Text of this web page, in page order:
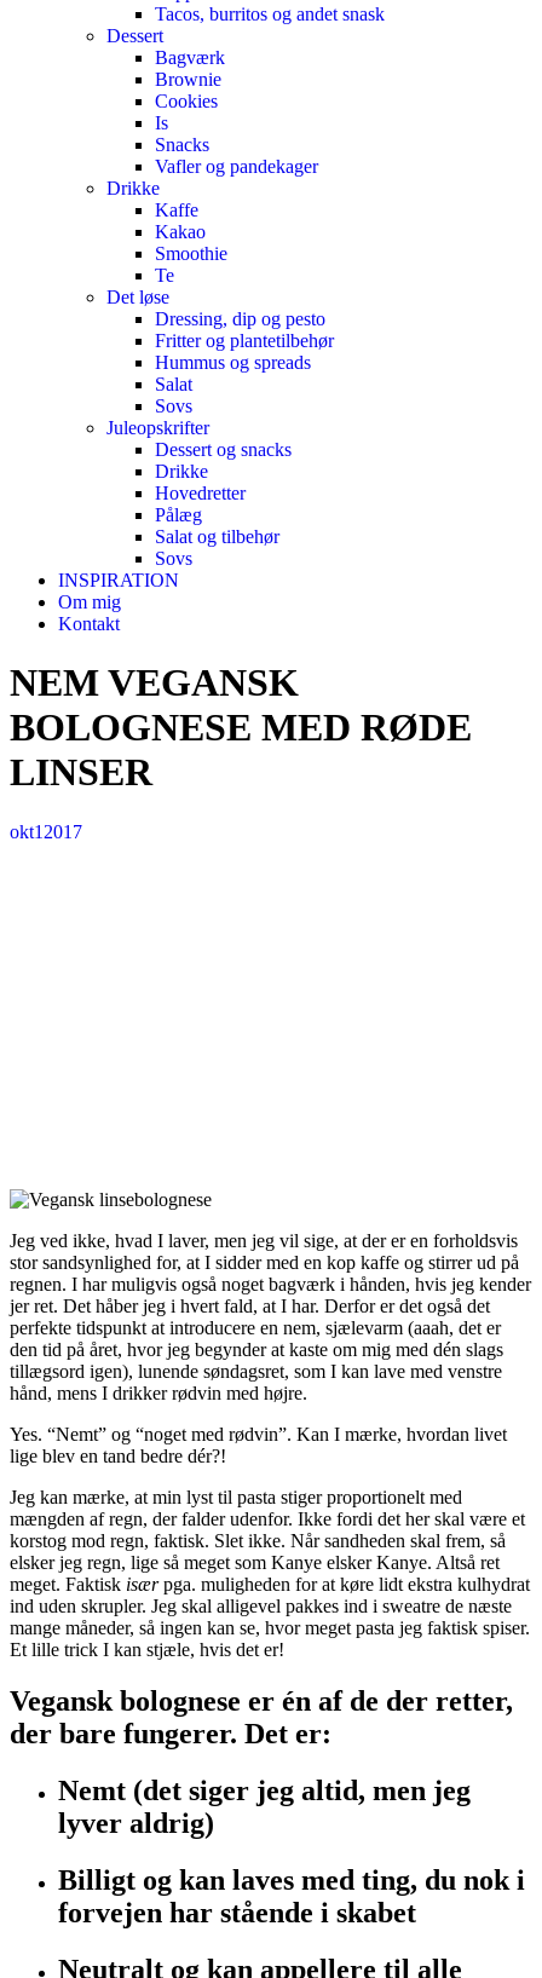
Tacos, burritos og andet snask
Dessert
Bagværk
Brownie
Cookies
Is
Snacks
Vafler og pandekager
Drikke
Kaffe
Kakao
Smoothie
Te
Det løse
Dressing, dip og pesto
Fritter og plantetilbehør
Hummus og spreads
Salat
Sovs
Juleopskrifter
Dessert og snacks
Drikke
Hovedretter
Pålæg
Salat og tilbehør
Sovs
INSPIRATION
Om mig
Kontakt
NEM VEGANSK
BOLOGNESE MED RØDE
LINSER
okt1 2017
Jeg ved ikke, hvad I laver, men jeg vil sige, at der er en forholdsvis
stor sandsynlighed for, at I sidder med en kop kaffe og stirrer ud på
regnen. I har muligvis også noget bagværk i hånden, hvis jeg kender
jer ret. Det håber jeg i hvert fald, at I har. Derfor er det også det
perfekte tidspunkt at introducere en nem, sjælevarm (aaah, det er
den tid på året, hvor jeg begynder at kaste om mig med dén slags
tillægsord igen), lunende søndagsret, som I kan lave med venstre
hånd, mens I drikker rødvin med højre.
Yes. “Nemt” og “noget med rødvin”. Kan I mærke, hvordan livet
lige blev en tand bedre dér?!
Jeg kan mærke, at min lyst til pasta stiger proportionelt med
mængden af regn, der falder udenfor. Ikke fordi det her skal være et
korstog mod regn, faktisk. Slet ikke. Når sandheden skal frem, så
elsker jeg regn, lige så meget som Kanye elsker Kanye. Altså ret
meget. Faktisk isærpga. muligheden for at køre lidt ekstra kulhydrat
ind uden skrupler. Jeg skal alligevel pakkes ind i sweatre de næste
mange måneder, så ingen kan se, hvor meget pasta jeg faktisk spiser.
Et lille trick I kan stjæle, hvis det er!
Vegansk bolognese er én af de der retter,
der bare fungerer. Det er:
Nemt (det siger jeg altid, men jeg
lyver aldrig)
Billigt og kan laves med ting, du nok i
forvejen har stående i skabet
Neutralt og kan appellere til alle